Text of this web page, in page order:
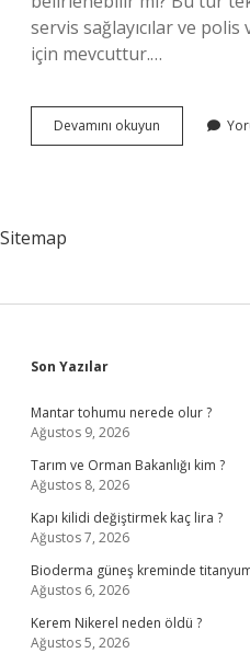
servis sağlayıcılar ve
için mevcuttur.…
Devamını okuyun
Telefonun
Sitemap
Sidebar
Son Yazılar
Mantar tohumu nerede olur ?
Ağustos 9, 2026
Tarım ve Orman Bakanlığı kim ?
Ağustos 8, 2026
Kapı kilidi değiştirmek kaç lira ?
Ağustos 7, 2026
Bioderma güneş kreminde
Ağustos 6, 2026
Kerem Nikerel neden öldü ?
Ağustos 5, 2026